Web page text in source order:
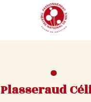
Plasseraud